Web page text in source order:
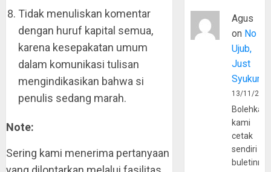
Tidak menuliskan komentar
dengan huruf kapital semua,
karena kesepakatan umum
dalam komunikasi tulisan
mengindikasikan bahwa si
penulis sedang marah.
Note:
Sering kami menerima pertanyaan
Agus
on No
Ujub,
Just
Syukur
13/11/
Bolehkah
kami
cetak
sendiri